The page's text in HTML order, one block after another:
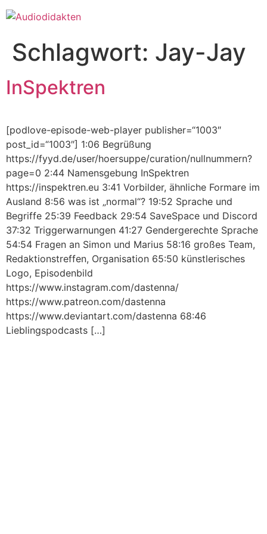
Zum
Inhalt
Schlagwort: Jay-Jay
InSpektren
[podlove-episode-web-player publisher=“1003″
post_id=“1003″] 1:06 Begrüßung
https://fyyd.de/user/hoersuppe/curation/nullnummern?
page=0 2:44 Namensgebung InSpektren
https://inspektren.eu 3:41 Vorbilder, ähnliche Formare im
Ausland 8:56 was ist „normal“? 19:52 Sprache und
Begriffe 25:39 Feedback 29:54 SaveSpace und Discord
37:32 Triggerwarnungen 41:27 Gendergerechte Sprache
54:54 Fragen an Simon und Marius 58:16 großes Team,
Redaktionstreffen, Organisation 65:50 künstlerisches
Logo, Episodenbild
https://www.instagram.com/dastenna/
https://www.patreon.com/dastenna
https://www.deviantart.com/dastenna 68:46
Lieblingspodcasts […]